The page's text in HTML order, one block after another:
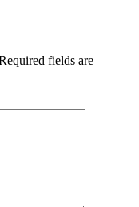
fields are